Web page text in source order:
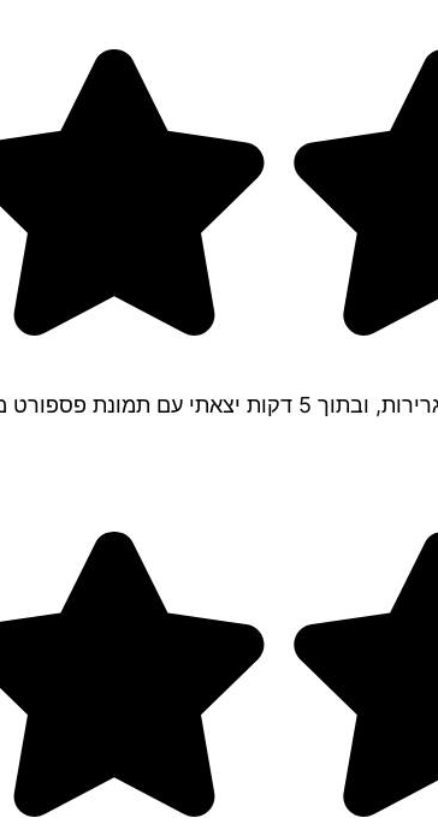
פספורט מושלמת.